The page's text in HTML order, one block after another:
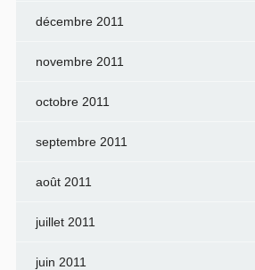
décembre 2011
novembre 2011
octobre 2011
septembre 2011
août 2011
juillet 2011
juin 2011